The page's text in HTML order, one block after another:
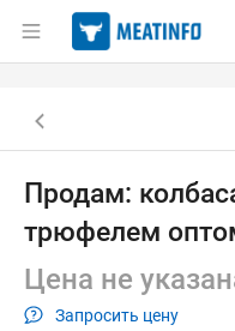
Раздел
Объявление:
Навигация и
Назад к списку объявлений
Продам:
трюфелем
Цена не
Запросить цену